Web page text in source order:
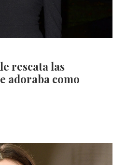
rescata las
adoraba como